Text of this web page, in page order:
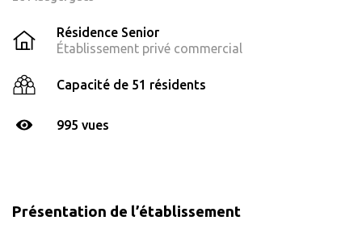
Résidence Senior
Établissement privé commercial
Capacité de 51 résidents
995 vues
Présentation de l’établissement